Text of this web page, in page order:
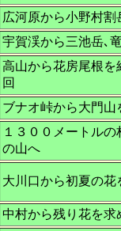
広河原から小野村
宇賀渓から三池岳､
高山から花房尾根を
回
ブナオ峠から大門
１３００メートル
の山へ
大川口から初夏の
中村から残り花を求